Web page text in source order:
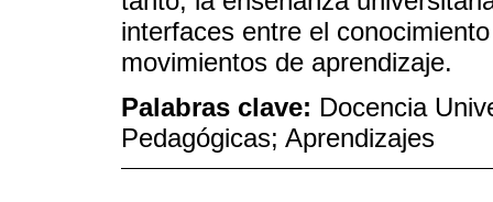
interfaces entre el
movimientos de aprendizaje.
Palabras clave: Docencia
Pedagógicas; Aprendizajes